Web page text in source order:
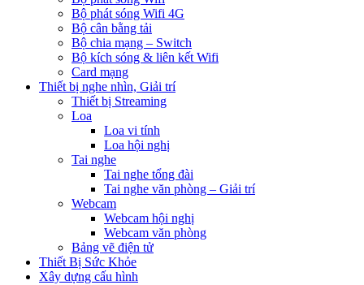
Bộ phát sóng Wifi 4G
Bộ cân bằng tải
Bộ chia mạng – Switch
Bộ kích sóng & liên kết Wifi
Card mạng
Thiết bị nghe nhìn, Giải trí
Thiết bị Streaming
Loa
Loa vi tính
Loa hội nghị
Tai nghe
Tai nghe tổng đài
Tai nghe văn phòng – Giải trí
Webcam
Webcam hội nghị
Webcam văn phòng
Bảng vẽ điện tử
Thiết Bị Sức Khỏe
Xây dựng cấu hình